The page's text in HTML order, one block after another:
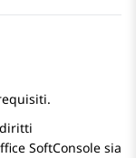
SoftConsole sia